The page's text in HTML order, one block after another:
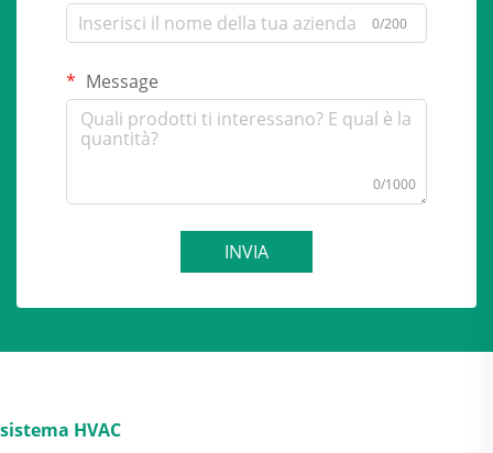
0/200
Message
0/1000
INVIA
sistema HVAC